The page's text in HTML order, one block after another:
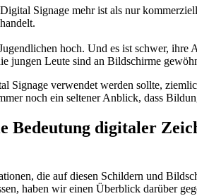
Signage mehr ist als nur
hoch. Und es ist schwer, ihre
jungen Leute sind an Bildschirme
Signage verwendet werden sollte,
noch ein seltener Anblick, dass
Bedeutung digitaler
die auf diesen Schildern und
haben wir einen Überblick darüber